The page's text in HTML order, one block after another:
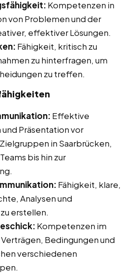
Kompetenzen in
von Problemen und der
effektiver Lösungen.
Fähigkeit, kritisch zu
zu hinterfragen, um
zu treffen.
Effektive
Präsentation vor
in Saarbrücken,
bis hin zur
Fähigkeit, klare,
Analysen und
erstellen.
Kompetenzen im
Bedingungen und
verschiedenen